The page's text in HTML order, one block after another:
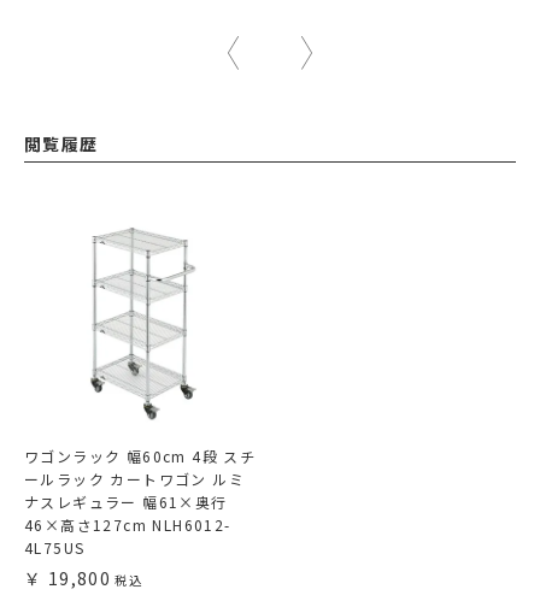
閲覧履歴
ワゴンラック 幅60cm 4段 スチ
ールラック カートワゴン ルミ
ナスレギュラー 幅61×奥行
46×高さ127cm NLH6012-
4L75US
19,800